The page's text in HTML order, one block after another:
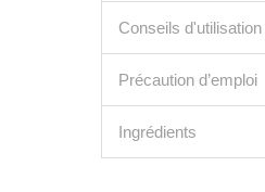
Conseils d'utilisation
Précaution d’emploi
Ingrédients